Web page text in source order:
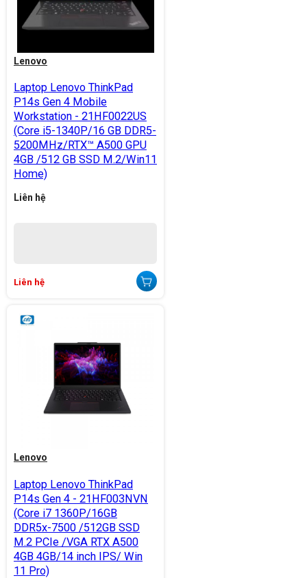
Lenovo
Laptop Lenovo ThinkPad
P14s Gen 4 Mobile
Workstation - 21HF0022US
(Core i5-1340P/16 GB DDR5-
5200MHz/RTX™ A500 GPU
4GB /512 GB SSD M.2/Win11
Home)
Liên hệ
Liên hệ
Lenovo
Laptop Lenovo ThinkPad
P14s Gen 4 - 21HF003NVN
(Core i7 1360P/16GB
DDR5x-7500 /512GB SSD
M.2 PCIe /VGA RTX A500
4GB 4GB/14 inch IPS/ Win
11 Pro)